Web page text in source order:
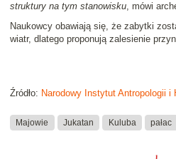
struktury na tym stanowisku, mówi
Naukowcy obawiają się, że zabytki
wiatr, dlatego proponują zalesienie
Źródło: Narodowy Instytut Antropologii i
Majowie Jukatan Kuluba pałac